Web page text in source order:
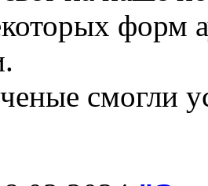
форм
смогли